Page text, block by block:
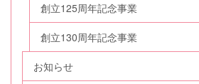
創立125周年記念事業
創立130周年記念事業
お知らせ